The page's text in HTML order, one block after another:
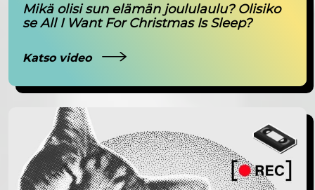
Mikä olisi sun elämän joululaulu? Olisiko
se All I Want For Christmas Is Sleep?
Katso video